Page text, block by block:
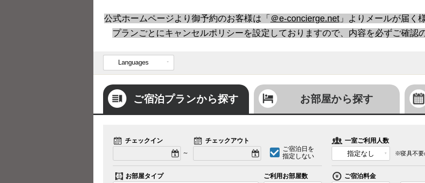
公式ホームページより御予約のお客様は「 ＠e-concierge.net 」よりメールが届く
プランごとにキャンセルポリシーを設定しておりますので、内容を必ずご確認
Languages
ご宿泊プランから探す お部屋から探す
チェックイン
～
チェックアウト
ご宿泊日を
指定しない
一室ご利用人数
指定なし ※寝具不要
お部屋タイプ ご利用お部屋数 ご宿泊料金